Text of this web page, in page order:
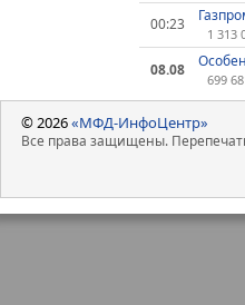
00:23
1 313
08.08
699
© 2026«МФД-ИнфоЦентр»
Все права защищены.